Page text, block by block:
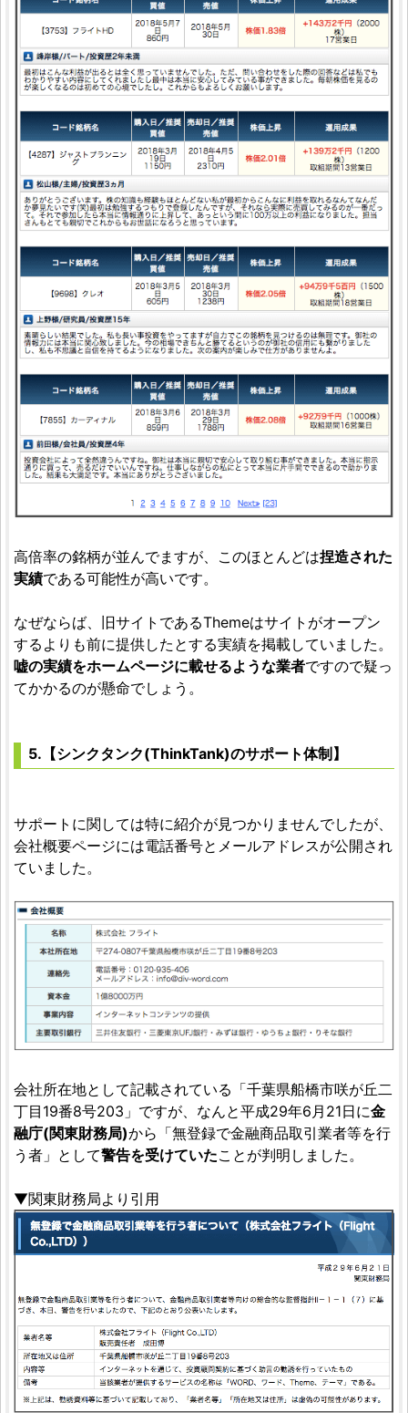
高倍率の銘柄が並んでますが、このほとんどは捏造された
実績である可能性が高いです。
なぜならば、旧サイトであるThemeはサイトがオープン
するよりも前に提供したとする実績を掲載していました。
嘘の実績をホームページに載せるような業者ですので疑っ
てかかるのが懸命でしょう。
5.【シンクタンク(ThinkTank)のサポート体制】
サポートに関しては特に紹介が見つかりませんでしたが、
会社概要ページには電話番号とメールアドレスが公開され
ていました。
会社所在地として記載されている「千葉県船橋市咲が丘二
丁目19番8号203」ですが、なんと平成29年6月21日に金
融庁(関東財務局)から「無登録で金融商品取引業者等を行
う者」として警告を受けていたことが判明しました。
▼関東財務局より引用